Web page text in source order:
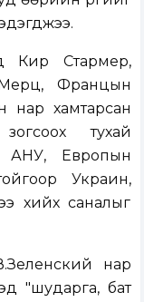
Кир Стармер,
Францын
нар хамтарсан
тухай
АНУ, Европын
Украин,
хийх саналыг
нар
"шударга, бат